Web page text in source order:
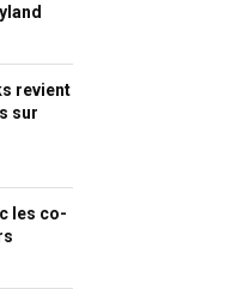
revient
sur
les co-